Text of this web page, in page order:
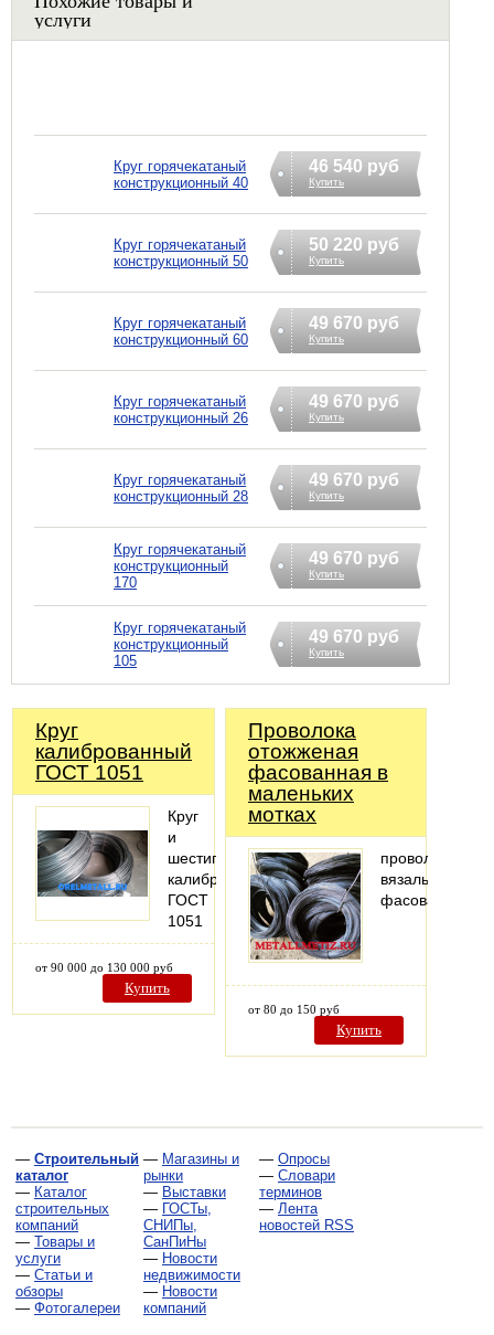
услуги
Круг горячекатаный
конструкционный 40
46 540 руб
Купить
Круг горячекатаный
конструкционный 50
50 220 руб
Купить
Круг горячекатаный
конструкционный 60
49 670 руб
Купить
Круг горячекатаный
конструкционный 26
49 670 руб
Купить
Круг горячекатаный
конструкционный 28
49 670 руб
Купить
Круг горячекатаный
конструкционный
170
49 670 руб
Купить
Круг горячекатаный
конструкционный
105
49 670 руб
Купить
Круг
калиброванный
ГОСТ 1051
Круг
и
шестигранник
калиброванный
ГОСТ
1051
от 90 000 до 130 000 руб
Купить
Проволока
отожженая
фасованная в
маленьких
мотках
проволока
вязальная
фасованная
от 80 до 150 руб
Купить
— Строительный
каталог
— Каталог
строительных
компаний
— Товары и
услуги
— Статьи и
обзоры
— Фотогалереи
— Магазины и
рынки
— Выставки
— ГОСТы,
СНИПы,
СанПиНы
— Новости
недвижимости
— Новости
компаний
— Опросы
— Словари
терминов
— Лента
новостей RSS